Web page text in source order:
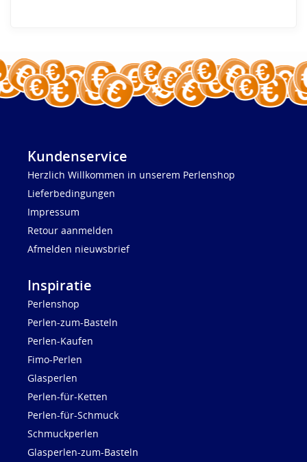
Kundenservice
Herzlich Willkommen in unserem Perlenshop
Lieferbedingungen
Impressum
Retour aanmelden
Afmelden nieuwsbrief
Inspiratie
Perlenshop
Perlen-zum-Basteln
Perlen-Kaufen
Fimo-Perlen
Glasperlen
Perlen-für-Ketten
Perlen-für-Schmuck
Schmuckperlen
Glasperlen-zum-Basteln